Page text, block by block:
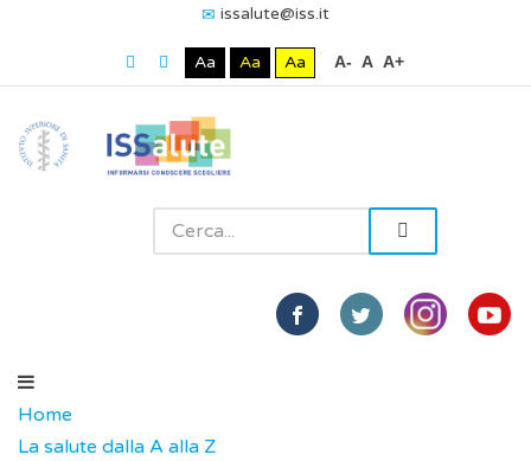
issalute@iss.it
Aa Aa Aa A- A A+
Home
La salute dalla A alla Z